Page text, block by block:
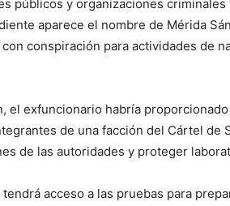
públicos y organizaciones criminales
aparece el nombre de Mérida
conspiración para actividades de
el exfuncionario habría
de una facción del Cártel de
de las autoridades y proteger
acceso a las pruebas para